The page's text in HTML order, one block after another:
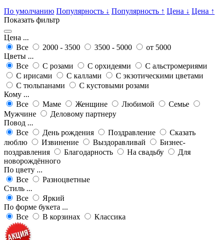
По умолчанию Популярность ↓ Популярность ↑ Цена ↓ Цена ↑
Показать фильтр
Цена ...
Все
2000 - 3500 3500 - 5000
от 5000
Цветы ...
Все
С розами С орхидеями
С альстромериями
С ирисами
С каллами
С экзотическими цветами
С тюльпанами
С кустовыми розами
Кому ...
Все
Маме Женщине Любимой
Семье
Мужчине
Деловому партнеру
Повод ...
Все
День рождения Поздравление
Сказать
люблю
Извинение Выздоравливай
Бизнес-
поздравления
Благодарность На свадьбу
Для
новорождённого
По цвету ...
Все
Разноцветные
Стиль ...
Все
Яркий
По форме букета ...
Все
В корзинах Классика